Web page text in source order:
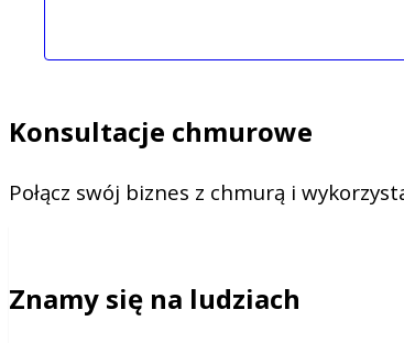
Konsultacje chmurowe
Połącz swój biznes z chmurą i
Znamy się na ludziach